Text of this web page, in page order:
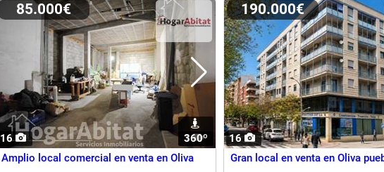
16 1
360º
85.000€
Amplio local comercial en venta en Oliva
16
190.000€
Gran local en venta en Oliva